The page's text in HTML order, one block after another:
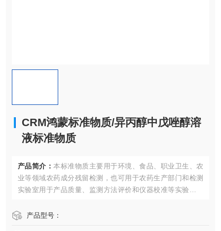
CRM鸿蒙标准物质/异丙醇中戊唑醇溶
液标准物质
产品简介： 本标准物质主要用于环境、食品、职业卫生、农
业等领域农药成分残留检测，也可用于农药生产部门和检测
实验室用于产品质量、监测方法评价和仪器校准等实验室质
产品型号：